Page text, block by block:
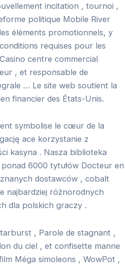
incitation , tournoi ,
politique Mobile River
éléments promotionnels, y
requises pour les
centre commercial
, et responsable de
… Le site web soutient la
financier des États-Unis.
symbolise le cœur de la
ace korzystanie z
kasyna . Nasza biblioteka
6000 tytułów Docteur en
dostawców , cobalt
najbardziej różnorodnych
dla polskich graczy .
, Parole de stagnant ,
du ciel , et confisette manne
Méga simoleons , WowPot ,